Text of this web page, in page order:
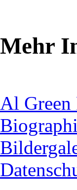
Mehr
Al